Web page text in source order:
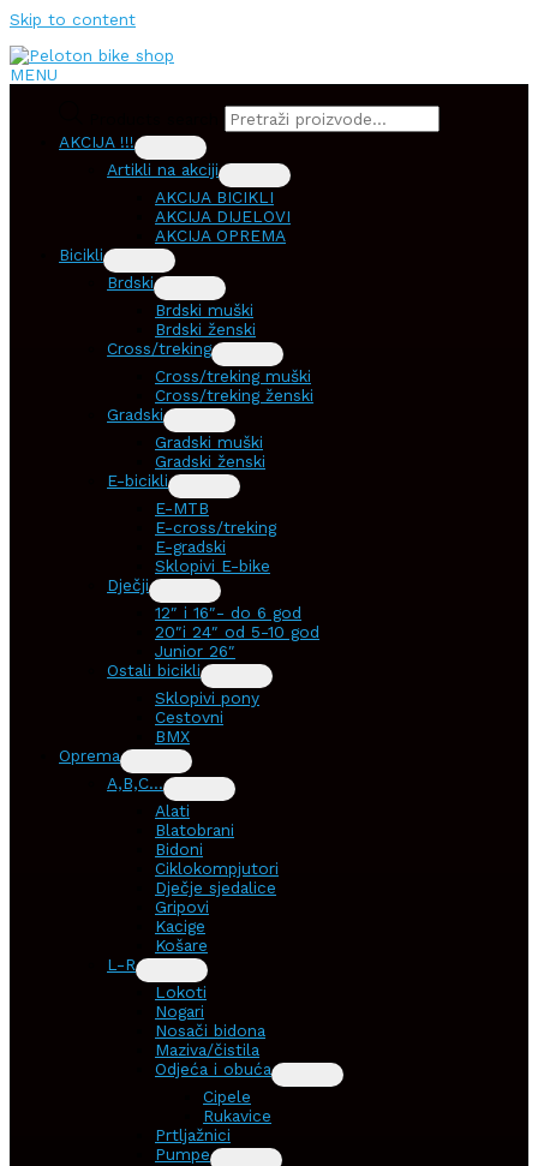
Skip to content
MENU
AKCIJA !!!
Artikli na akciji
AKCIJA BICIKLI
AKCIJA DIJELOVI
AKCIJA OPREMA
Bicikli
Brdski
Brdski muški
Brdski ženski
Cross/treking
Cross/treking muški
Cross/treking ženski
Gradski
Gradski muški
Gradski ženski
E-bicikli
E-MTB
E-cross/treking
E-gradski
Sklopivi E-bike
Dječji
12″ i 16″- do 6 god
20″i 24″ od 5-10 god
Junior 26″
Ostali bicikli
Sklopivi pony
Cestovni
BMX
Oprema
A,B,C…
Alati
Blatobrani
Bidoni
Ciklokompjutori
Dječje sjedalice
Gripovi
Kacige
Košare
L-R
Lokoti
Nogari
Nosači bidona
Maziva/čistila
Odjeća i obuća
Cipele
Rukavice
Prtljažnici
Pumpe